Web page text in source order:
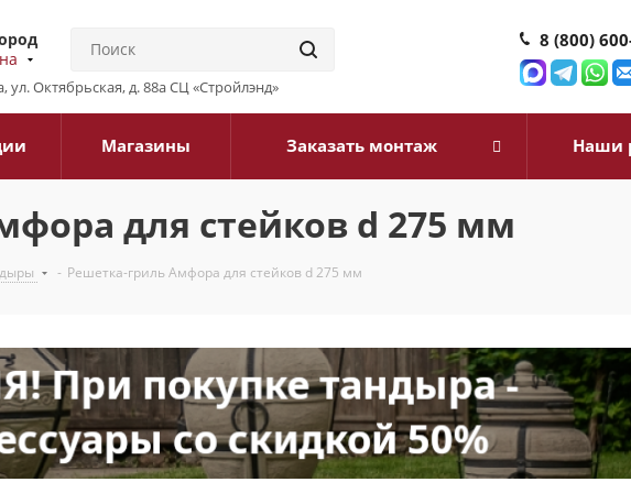
ул. Октябрьская, д. 88а СЦ «Стройлэнд»
8 (800)
Магазины Заказать монтаж Наши
для стейков d 275 мм
- Решетка-гриль Амфора для стейков d 275 мм